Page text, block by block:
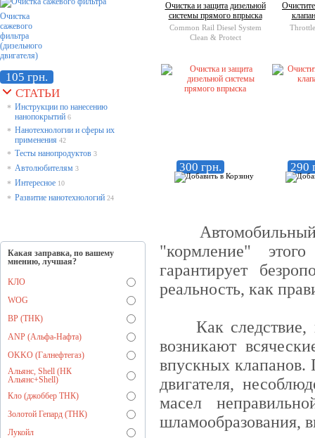
Очистка
сажевого
фильтра
(дизельного
двигателя)
105 грн.
СТАТЬИ
* Инструкции по нанесению
нанопокрытий 6
* Нанотехнологии и сферы их
применения 42
* Тесты нанопродуктов 3
* Автолюбителям 3
* Интересное 10
* Развитие нанотехнологий 24
Какая заправка, по вашему
мнению, лучшая?
КЛО
WOG
BP (ТНК)
ANP (Альфа-Нафта)
OKKO (Галнефтегаз)
Альянс, Shell (НК
Альянс+Shell)
Кло (джоббер ТНК)
Золотой Гепард (ТНК)
Лукойл
Очистка и защита дизельной
системы прямого впрыска
Common Rail Diesel System
Clean & Protect
300 грн. 290
Автомобильный
"кормление"
гарантирует
реальность, как
Как следствие, в
возникают
впускных клапанов.
двигателя,
масел
шламообразования,